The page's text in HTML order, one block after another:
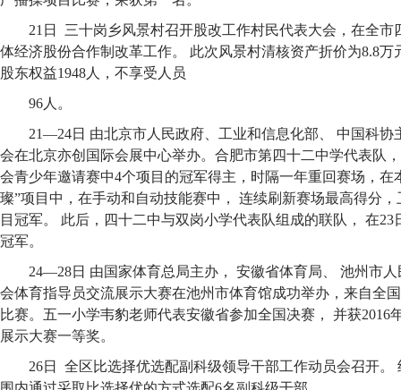
21日 三十岗乡风景村召开股改工作村民代表大会，在全市
体经济股份合作制改革工作。 此次风景村清核资产折价为8.8万
股东权益1948人，不享受人员
96人。
21—24日 由北京市人民政府、工业和信息化部、 中国科协
会在北京亦创国际会展中心举办。合肥市第四十二中学代表队
会青少年邀请赛中4个项目的冠军得主，时隔一年重回赛场，在
璨”项目中，在手动和自动技能赛中， 连续刷新赛场最高得分
目冠军。 此后，四十二中与双岗小学代表队组成的联队， 在
冠军。
24—28日 由国家体育总局主办， 安徽省体育局、 池州市
会体育指导员交流展示大赛在池州市体育馆成功举办，来自全
比赛。五一小学韦豹老师代表安徽省参加全国决赛， 并获2016
展示大赛一等奖。
26日 全区比选择优选配副科级领导干部工作动员会召开。